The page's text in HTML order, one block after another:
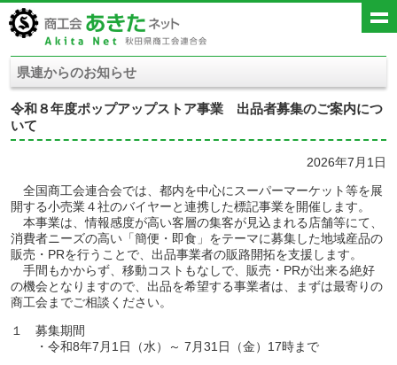
県連からのお知らせ
令和８年度ポップアップストア事業 出品者募集のご案内につ
いて
2026年7月1日
全国商工会連合会では、都内を中心にスーパーマーケット等を展
開する小売業４社のバイヤーと連携した標記事業を開催します。
本事業は、情報感度が高い客層の集客が見込まれる店舗等にて、
消費者ニーズの高い「簡便・即食」をテーマに募集した地域産品の
販売・PRを行うことで、出品事業者の販路開拓を支援します。
手間もかからず、移動コストもなしで、販売・PRが出来る絶好
の機会となりますので、出品を希望する事業者は、まずは最寄りの
商工会までご相談ください。
１ 募集期間
・令和8年7月1日（水）～ 7月31日（金）17時まで